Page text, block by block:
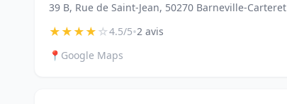
39 B, Rue de Saint-Jean, 50270 Barneville-Carteret
★★★★☆4.5/5•2 avis
📍 Google Maps